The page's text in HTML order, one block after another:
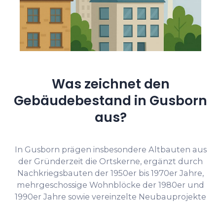
Was zeichnet den
Gebäudebestand in Gusborn
aus?
In Gusborn prägen insbesondere Altbauten aus
der Gründerzeit die Ortskerne, ergänzt durch
Nachkriegsbauten der 1950er bis 1970er Jahre,
mehrgeschossige Wohnblöcke der 1980er und
1990er Jahre sowie vereinzelte Neubauprojekte